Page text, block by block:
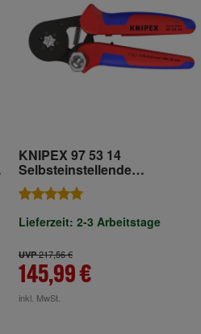
KNIPEX 97 53 14
Selbsteinstellende
Crimpzange für
Aderendhülsen mit
Seiteneinführung mit
Mehrkomponenten-Hüllen
Lieferzeit: 2-3 Arbeitstage
UVP217,56 €
145,99 €
inkl. MwSt.